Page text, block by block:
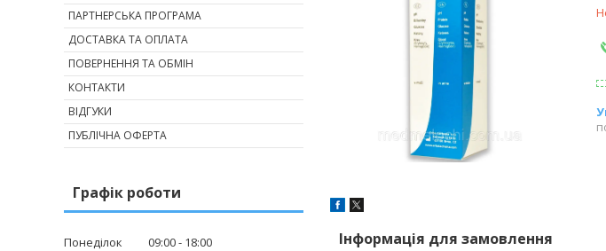
Інформація для замовлення
ПАРТНЕРСЬКА ПРОГРАМА
ДОСТАВКА ТА ОПЛАТА
ПОВЕРНЕННЯ ТА ОБМІН
КОНТАКТИ
ВІДГУКИ
ПУБЛІЧНА ОФЕРТА
Графік роботи
Понеділок 09:00
18:00